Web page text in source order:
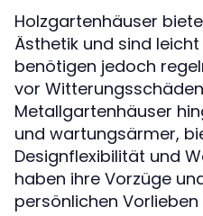
Holzgartenhäuser
Ästhetik und sind
benötigen jedoch
vor
Metallgartenhäuser
und wartungsärmer,
Designflexibilität und
haben ihre Vorzüge
persönlichen